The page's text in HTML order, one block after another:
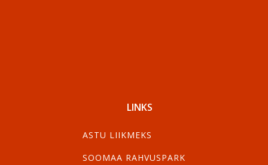
LINKS
ASTU LIIKMEKS
SOOMAA RAHVUSPARK